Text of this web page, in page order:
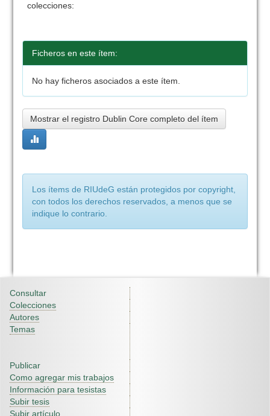
colecciones:
Ficheros en este ítem:
No hay ficheros asociados a este ítem.
Mostrar el registro Dublin Core completo del ítem
Los ítems de RIUdeG están protegidos por copyright,
con todos los derechos reservados, a menos que se
indique lo contrario.
Consultar
Colecciones
Autores
Temas
Publicar
Como agregar mis trabajos
Información para tesistas
Subir tesis
Subir artículo